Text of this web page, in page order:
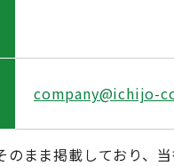
company@ichijo-
まま掲載しており、